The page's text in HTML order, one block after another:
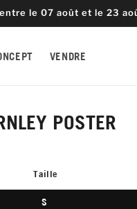
le 07 août et le 23
VENDRE
POSTER
Taille
S